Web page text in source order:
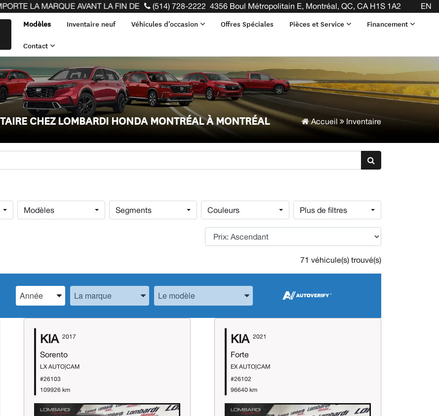
AVANT LA FIN DE VOTRE BAIL ! CLIQUEZ ICI
(514) 728-2222 4356 Boul Métropolitain E, Montréal, QC, CA H1S 1A2 EN
Modèles Inventaire neuf Véhicules d'occasion Offres Spéciales Pièces et Service Financement
Contact
Accueil Inventaire
CHEZ LOMBARDI HONDA MONTRÉAL À MONTRÉAL
Modèles Segments Couleurs Plus de filtres
71 véhicule(s) trouvé(s)
Spécifiez l’Année, la Marque et le Modèle
Spécifiez l’Année, la Marque et le ModèleSpécifiez l’Année, la Marque et le Modèle
KIA 2017
Sorento
LX AUTO|CAM
#26103
109926 km
KIA 2021
Forte
EX AUTO|CAM
#26102
96640 km